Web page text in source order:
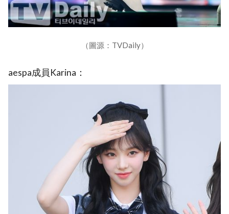
（圖源：TVDaily）
aespa成員Karina：